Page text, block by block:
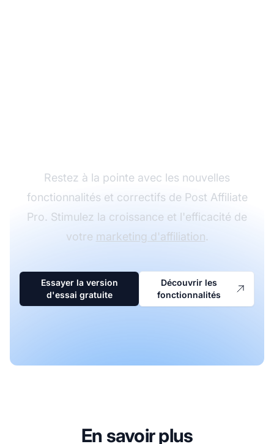
Restez à la pointe avec les nouvelles
fonctionnalités et correctifs de Post Affiliate
Pro. Stimulez la croissance et l'efficacité de
votre marketing d'affiliation.
Essayer la version
d'essai gratuite
Découvrir les
fonctionnalités
En savoir plus